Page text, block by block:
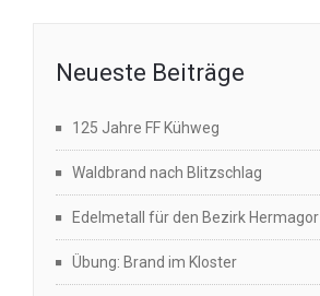
Neueste Beiträge
125 Jahre FF Kühweg
Waldbrand nach Blitzschlag
Edelmetall für den Bezirk Hermagor
Übung: Brand im Kloster